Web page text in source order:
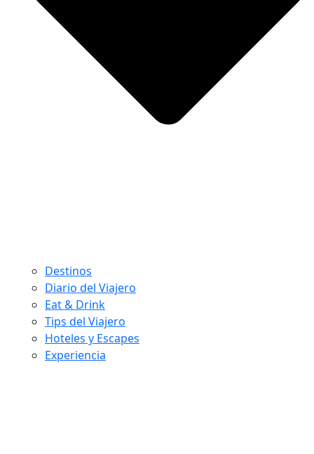
Destinos
Diario del Viajero
Eat & Drink
Tips del Viajero
Hoteles y Escapes
Experiencia